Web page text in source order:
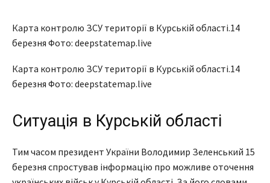
Карта контролю ЗСУ території в Курській області.14
березня Фото: deepstatemap.live
Карта контролю ЗСУ території в Курській області.14
березня Фото: deepstatemap.live
Ситуація в Курській області
Тим часом президент України Володимир Зеленський 15
березня спростував інформацію про можливе оточення